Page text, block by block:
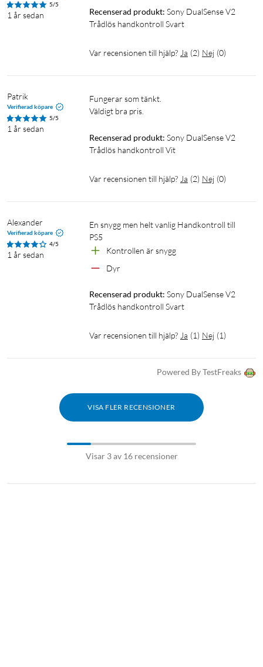
5/5
1 år sedan Recenserad produkt: Sony DualSense V2
Trådlös handkontroll Svart
Var recensionen till hjälp? Ja (2) Nej (0)
Patrik
Verifierad köpare
5/5
1 år sedan
Fungerar som tänkt.
Väldigt bra pris.
Recenserad produkt: Sony DualSense V2
Trådlös handkontroll Vit
Var recensionen till hjälp? Ja (2) Nej (0)
Alexander
Verifierad köpare
4/5
1 år sedan
En snygg men helt vanlig Handkontroll till
PS5
Kontrollen är snygg
Dyr
Recenserad produkt: Sony DualSense V2
Trådlös handkontroll Svart
Var recensionen till hjälp? Ja (1) Nej (1)
Powered By TestFreaks
VISA FLER RECENSIONER
Visar 3 av 16 recensioner